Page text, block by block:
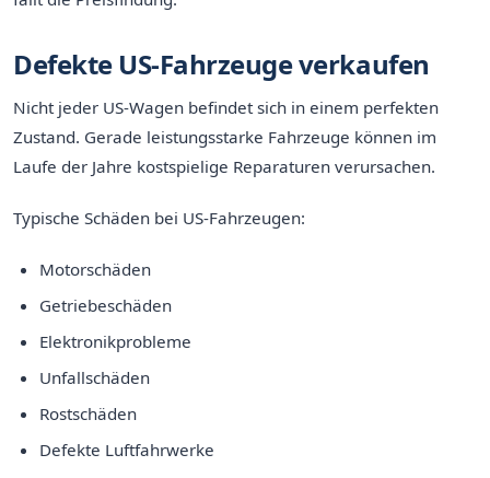
Defekte US-Fahrzeuge verkaufen
Nicht jeder US-Wagen befindet sich in einem perfekten
Zustand. Gerade leistungsstarke Fahrzeuge können im
Laufe der Jahre kostspielige Reparaturen verursachen.
Typische Schäden bei US-Fahrzeugen:
Motorschäden
Getriebeschäden
Elektronikprobleme
Unfallschäden
Rostschäden
Defekte Luftfahrwerke